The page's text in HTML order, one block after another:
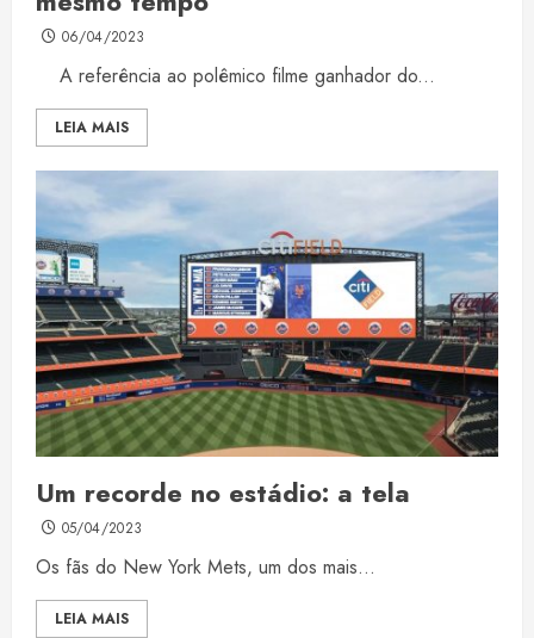
06/04/2023
A referência ao polêmico filme ganhador do...
LEIA MAIS
Um recorde no estádio: a tela
05/04/2023
Os fãs do New York Mets, um dos mais...
LEIA MAIS